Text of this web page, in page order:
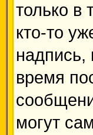
только в
кто-то
надпись,
время
могут